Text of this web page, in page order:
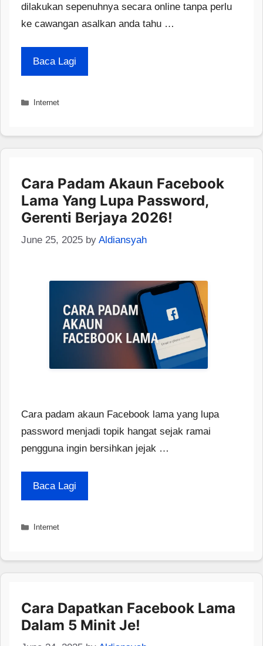
dilakukan sepenuhnya secara online tanpa perlu
ke cawangan asalkan anda tahu …
Baca Lagi
Categories
Internet
Cara Padam Akaun Facebook
Lama Yang Lupa Password,
Gerenti Berjaya 2026!
June 25, 2025 by Aldiansyah
Cara padam akaun Facebook lama yang lupa
password menjadi topik hangat sejak ramai
pengguna ingin bersihkan jejak …
Baca Lagi
Categories
Internet
Cara Dapatkan Facebook Lama
Dalam 5 Minit Je!